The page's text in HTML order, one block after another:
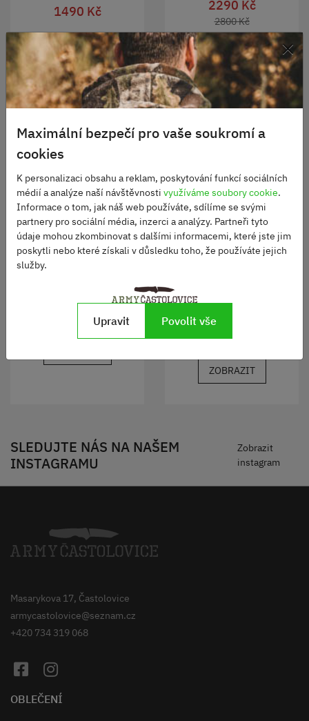
1490 Kč
ZOBRAZIT
2290 Kč
2800 Kč
ZOBRAZIT
Bunda M65 standard
1950 Kč
DOPRAVA ZDARMA
multicam
9500 Kč
ZOBRAZIT
SLEDUJTE NÁS NA NAŠEM
INSTAGRAMU
Zobrazit
instagram
Masarykova 17, Častolovice
armycastolovice@seznam.cz
+420 734 319 068
OBLEČENÍ
×
Maximální bezpečí pro vaše soukromí a
cookies
K personalizaci obsahu a reklam, poskytování funkcí sociálních
médií a analýze naší návštěvnosti využíváme soubory cookie.
Informace o tom, jak náš web používáte, sdílíme se svými
partnery pro sociální média, inzerci a analýzy. Partneři tyto
údaje mohou zkombinovat s dalšími informacemi, které jste jim
poskytli nebo které získali v důsledku toho, že používáte jejich
služby.
Upravit Povolit vše